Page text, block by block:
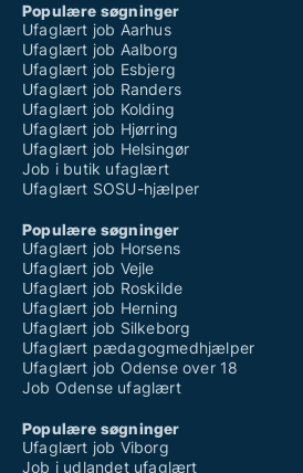
Populære søgninger
Ufaglært job Aarhus
Ufaglært job Aalborg
Ufaglært job Esbjerg
Ufaglært job Randers
Ufaglært job Kolding
Ufaglært job Hjørring
Ufaglært job Helsingør
Job i butik ufaglært
Ufaglært SOSU-hjælper
Populære søgninger
Ufaglært job Horsens
Ufaglært job Vejle
Ufaglært job Roskilde
Ufaglært job Herning
Ufaglært job Silkeborg
Ufaglært pædagogmedhjælper
Ufaglært job Odense over 18
Job Odense ufaglært
Populære søgninger
Ufaglært job Viborg
Job i udlandet ufaglært